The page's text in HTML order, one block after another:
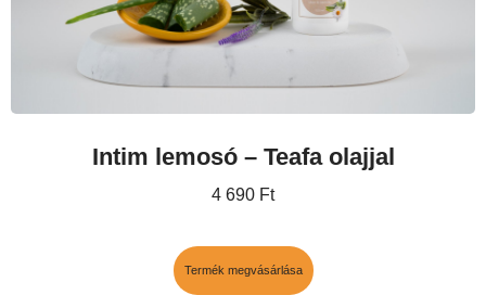
Intim lemosó – Teafa olajjal
4 690 Ft
Termék megvásárlása